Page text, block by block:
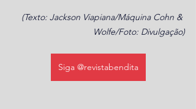
(Texto: Jackson Viapiana/Máquina Cohn &
Wolfe/Foto: Divulgação)
Siga @revistabendita